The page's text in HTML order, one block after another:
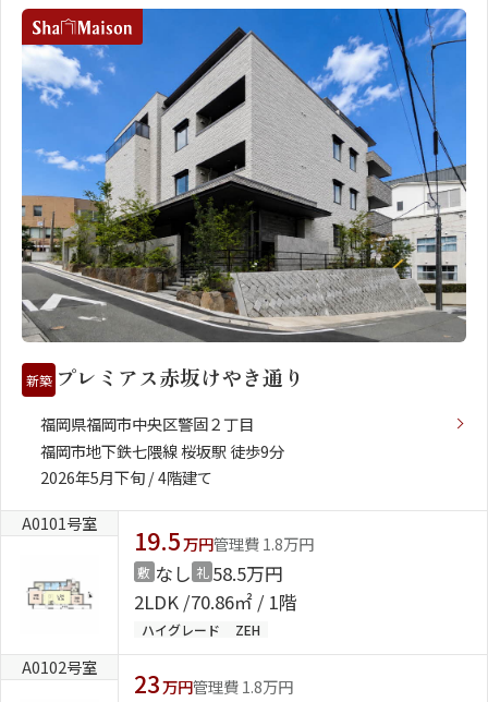
新築 プレミアス赤坂けやき通り
福岡県福岡市中央区警固２丁目
福岡市地下鉄七隈線 桜坂駅 徒歩9分
2026年5月下旬 / 4階建て
A0101号室
19.5万円管理費 1.8万円
敷 なし 礼 58.5万円
2LDK 70.86㎡ / 1階
ハイグレード ZEH
A0102号室
23万円管理費 1.8万円